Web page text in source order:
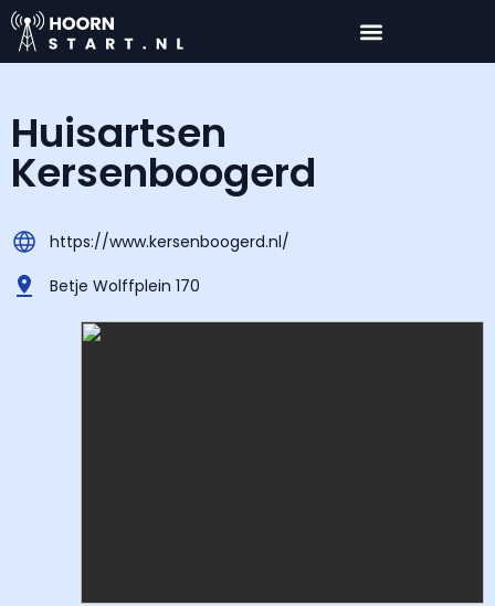
Huisartsen
Kersenboogerd
https://www.kersenboogerd.nl/
Betje Wolffplein 170